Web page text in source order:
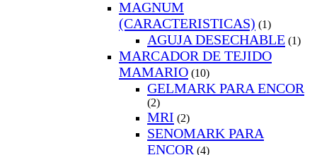
MAGNUM
(CARACTERISTICAS) (1)
AGUJA DESECHABLE (1)
MARCADOR DE TEJIDO
MAMARIO (10)
GELMARK PARA ENCOR
(2)
MRI (2)
SENOMARK PARA
ENCOR (4)